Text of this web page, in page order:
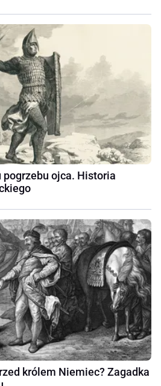
pogrzebu ojca. Historia
królem Niemiec? Zagadka